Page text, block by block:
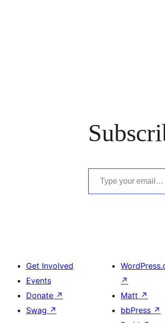
Type your email…
Get Involved
Events
Donate ↗
Swag ↗
↗
Matt ↗
bbPress ↗